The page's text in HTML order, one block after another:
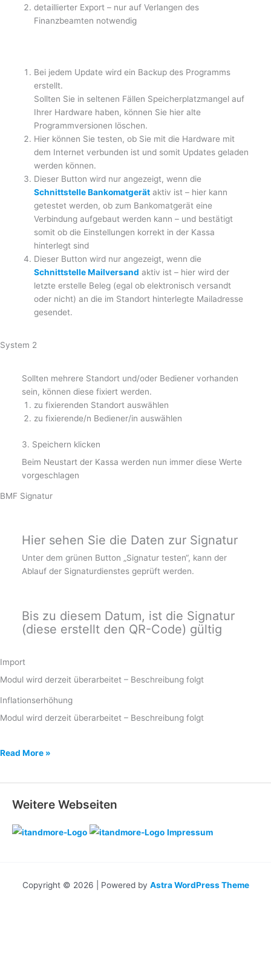
detaillierter Export – nur auf Verlangen des
Finanzbeamten notwendig
Bei jedem Update wird ein Backup des Programms
erstellt.
Sollten Sie in seltenen Fällen Speicherplatzmangel auf
Ihrer Hardware haben, können Sie hier alte
Programmversionen löschen.
Hier können Sie testen, ob Sie mit die Hardware mit
dem Internet verbunden ist und somit Updates geladen
werden können.
Dieser Button wird nur angezeigt, wenn die
Schnittstelle Bankomatgerätaktiv ist – hier kann
getestet werden, ob zum Bankomatgerät eine
Verbindung aufgebaut werden kann – und bestätigt
somit ob die Einstellungen korrekt in der Kassa
hinterlegt sind
Dieser Button wird nur angezeigt, wenn die
Schnittstelle Mailversand aktiv ist – hier wird der
letzte erstelle Beleg (egal ob elektronisch versandt
oder nicht) an die im Standort hinterlegte Mailadresse
gesendet.
System 2
Sollten mehrere Standort und/oder Bediener vorhanden
sein, können diese fixiert werden.
zu fixierenden Standort auswählen
zu fixierende/n Bediener/in auswählen
3. Speichern klicken
Beim Neustart der Kassa werden nun immer diese Werte
vorgeschlagen
BMF Signatur
Hier sehen Sie die Daten zur Signatur
Unter dem grünen Button „Signatur testen“, kann der
Ablauf der Signaturdienstes geprüft werden.
Bis zu diesem Datum, ist die Signatur
(diese erstellt den QR-Code) gültig
Import
Modul wird derzeit überarbeitet – Beschreibung folgt
Inflationserhöhung
Modul wird derzeit überarbeitet – Beschreibung folgt
Erweitert
Read More »
Weitere Webseiten
Impressum
Copyright © 2026 | Powered by Astra WordPress Theme